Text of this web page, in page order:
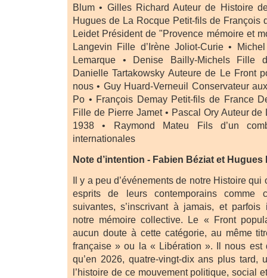
Blum • Gilles Richard Auteur de Histoire
Hugues de La Rocque Petit-fils de François
Leidet Président de "Provence mémoire et
Langevin Fille d’Irène Joliot-Curie •
Lemarque • Denise Bailly-Michels Fille
Danielle Tartakowsky Auteure de Le Front
nous • Guy Huard-Verneuil Conservateur
Po • François Demay Petit-fils de France
Fille de Pierre Jamet • Pascal Ory Auteur
1938 • Raymond Mateu Fils d’un
internationales
Note d’intention - Fabien Béziat et Hugues
Il y a peu d’événements de notre Histoire
esprits de leurs contemporains comme
suivantes, s’inscrivant à jamais, et parfois
notre mémoire collective. Le « Front
aucun doute à cette catégorie, au même
française » ou la « Libération ». Il nous est
qu’en 2026, quatre-vingt-dix ans plus tard,
l’histoire de ce mouvement politique, social